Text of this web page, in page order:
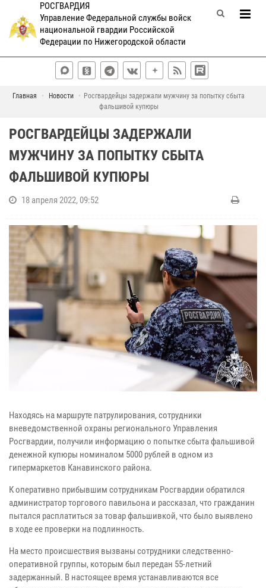
РОСГВАРДИЯ
Управление Федеральной службы войск
национальной гвардии Российской
Федерации по Нижегородской области
Главная Новости
Росгвардейцы задержали мужчину за попытку сбыта
фальшивой купюры
РОСГВАРДЕЙЦЫ ЗАДЕРЖАЛИ
МУЖЧИНУ ЗА ПОПЫТКУ СБЫТА
ФАЛЬШИВОЙ КУПЮРЫ
18 апреля 2022, 09:52
Находясь на маршруте патрулирования, сотрудники
вневедомственной охраны регионального Управления
Росгвардии, получили информацию о попытке сбыта фальшивой
денежной купюры номиналом 5000 рублей в одном из
гипермаркетов Канавинского района.
К оперативно прибывшим сотрудникам Росгвардии обратился
администратор торгового павильона и рассказал, что гражданин
пытался расплатиться за товар фальшивкой, что было выявлено
в ходе ее проверки на подлинность.
На место происшествия вызваны сотрудники следственно-
оперативной группы, которым был передан 55-летний
задержанный. В настоящее время устанавливаются все